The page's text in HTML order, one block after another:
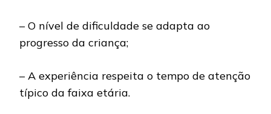
– O nível de dificuldade se adapta ao
progresso da criança;
– A experiência respeita o tempo de atenção
típico da faixa etária.